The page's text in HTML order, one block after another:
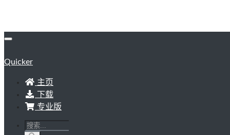
Quicker
主页
下载
专业版